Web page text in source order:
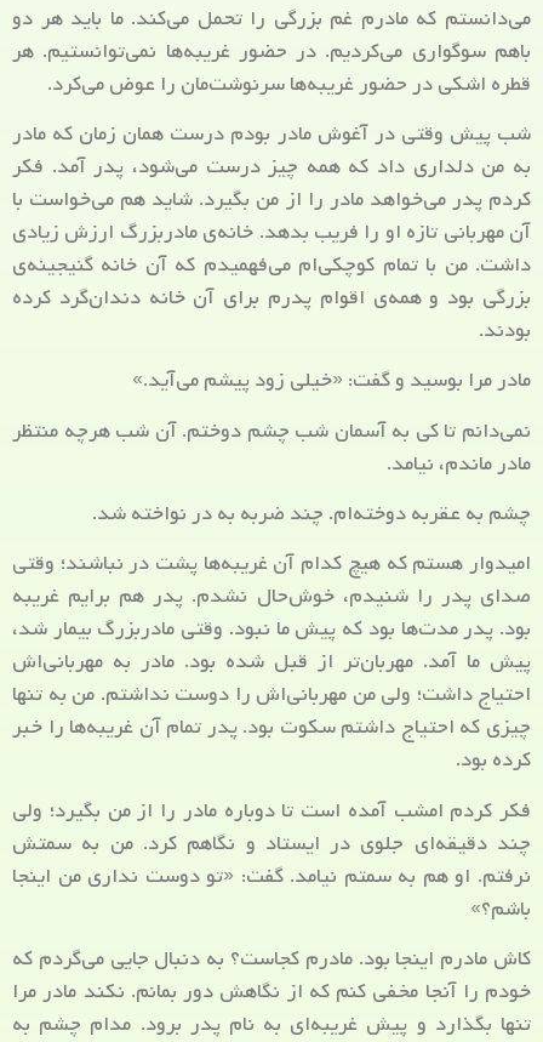
می‌دانستم که مادرم غم بزرگی را تحمل می‌کند. ما باید هر دو
باهم سوگواری می‌کردیم. در حضور غریبه‌ها نمی‌توانستیم. هر
قطره اشکی در حضور غریبه‌ها سرنوشت‌مان را عوض می‌کرد.
شب پیش وقتی در آغوش مادر بودم درست همان زمان که مادر
به من دلداری داد که همه چیز درست می‌شود، پدر آمد. فکر
کردم پدر می‌خواهد مادر را از من بگیرد. شاید هم می‌خواست با
آن مهربانی تازه او را فریب بدهد. خانه‌ی مادربزرگ ارزش زیادی
داشت. من با تمام کوچکی‌ام می‌فهمیدم که آن خانه گنیجینه‌ی
بزرگی بود و همه‌ی اقوام پدرم برای آن خانه دندان‌گرد کرده
بودند.
مادر مرا بوسید و گفت: «خیلی زود پیشم می‌آید.»
نمی‌دانم تا کی به آسمان شب چشم دوختم. آن شب هرچه منتظر
مادر ماندم، نیامد.
چشم به عقربه دوخته‌ام. چند ضربه به در نواخته شد.
امیدوار هستم که هیچ کدام آن غریبه‌ها پشت در نباشند؛ وقتی
صدای پدر را شنیدم، خوش‌حال نشدم. پدر هم برایم غریبه
بود. پدر مدت‌ها بود که پیش ما نبود. وقتی مادربزرگ بیمار شد،
پیش ما آمد. مهربان‌تر از قبل شده بود. مادر به مهربانی‌اش
احتیاج داشت؛ ولی من مهربانی‌اش را دوست نداشتم. من به تنها
چیزی که احتیاج داشتم سکوت بود. پدر تمام آن غریبه‌ها را خبر
کرده بود.
فکر کردم امشب آمده است تا دوباره مادر را از من بگیرد؛ ولی
چند دقیقه‌ای جلوی در ایستاد و نگاهم کرد. من به سمتش
نرفتم. او هم به سمتم نیامد. گفت: «تو دوست نداری من اینجا
باشم؟»
کاش مادرم اینجا بود. مادرم کجاست؟ به دنبال جایی می‌گردم که
خودم را آنجا مخفی کنم که از نگاهش دور بمانم. نکند مادر مرا
تنها بگذارد و پیش غریبه‌ای به نام پدر برود. مدام چشم به